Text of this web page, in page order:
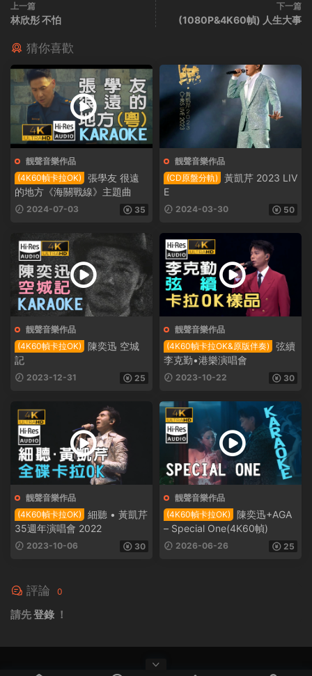
上一篇
林欣彤 不怕
下一篇
(1080P&4K60幀) 人生大事
猜你喜歡
靓聲音樂作品
(4K60幀卡拉OK)
張學友 很遠
的地方《海關戰線》主題曲
2024-07-03 35
靓聲音樂作品
(CD原盤分軌)
黃凱芹 2023 LIV
E
2024-03-30 50
靓聲音樂作品
(4K60幀卡拉OK)
陳奕迅 空城
記
2023-12-31 25
靓聲音樂作品
(4K60幀卡拉OK&原版伴奏)
弦續
李克勤•港樂演唱會
2023-10-22 30
靓聲音樂作品
(4K60幀卡拉OK)
細聽 • 黃凱芹
35週年演唱會 2022
2023-10-06 30
靓聲音樂作品
(4K60幀卡拉OK)
陳奕迅+AGA
– Special One(4K60幀)
2026-06-26 25
評論 0
請先登錄 ！